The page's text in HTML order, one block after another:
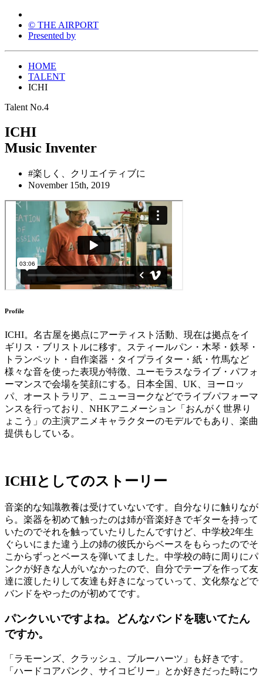
© THE AIRPORT
Presented by
HOME
TALENT
ICHI
Talent No.4
ICHI
Music Inventer
#楽しく、クリエイティブに
November 15th, 2019
Profile
ICHI。名古屋を拠点にアーティスト活動、現在は拠点をイ
ギリス・ブリストルに移す。スティールパン・木琴・鉄琴・
トランペット・自作楽器・タイプライター・紙・竹馬など
様々な音を使った表現が特徴、ユーモラスなライブ・パフォ
ーマンスで会場を笑顔にする。日本全国、UK、ヨーロッ
パ、オーストラリア、ニューヨークなどでライブパフォーマ
ンスを行っており、NHKアニメーション「おんがく世界り
ょこう」の主演アニメキャラクターのモデルでもあり、楽曲
提供もしている。
ICHIとしてのストーリー
音楽的な知識教養は受けていないです。自分なりに触りなが
ら。楽器を初めて触ったのは姉が音楽好きでギターを持って
いたのでそれを触っていたりしたんですけど、中学校2年生
ぐらいにまた違う上の姉の彼氏からベースをもらったのでそ
こからずっとベースを弾いてました。中学校の時に周りにパ
ンクが好きな人がいなかったので、自分でテープを作って友
達に渡したりして友達も好きになっていって、文化祭などで
バンドをやったのが初めてです。
パンクいいですよね。どんなバンドを聴いてたん
ですか。
「ラモーンズ、クラッシュ、ブルーハーツ」も好きです。
「ハードコアパンク、サイコビリー」とか好きだった時にウ